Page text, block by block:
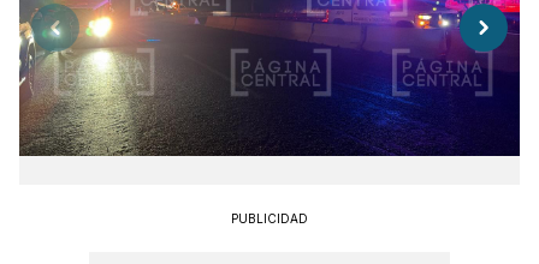
PUBLICIDAD